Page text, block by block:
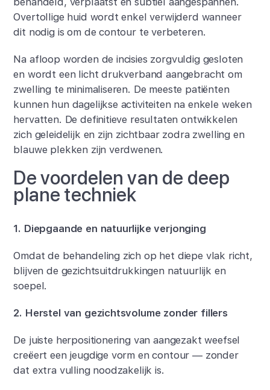
Overtollige huid wordt enkel verwijderd wanneer
dit nodig is om de contour te verbeteren.
Na afloop worden de incisies zorgvuldig gesloten
en wordt een licht drukverband aangebracht om
zwelling te minimaliseren. De meeste patiënten
kunnen hun dagelijkse activiteiten na enkele weken
hervatten. De definitieve resultaten ontwikkelen
zich geleidelijk en zijn zichtbaar zodra zwelling en
blauwe plekken zijn verdwenen.
De voordelen van de deep
plane techniek
1. Diepgaande en natuurlijke verjonging
Omdat de behandeling zich op het diepe vlak richt,
blijven de gezichtsuitdrukkingen natuurlijk en
soepel.
2. Herstel van gezichtsvolume zonder fillers
De juiste herpositionering van aangezakt weefsel
creëert een jeugdige vorm en contour — zonder
dat extra vulling noodzakelijk is.